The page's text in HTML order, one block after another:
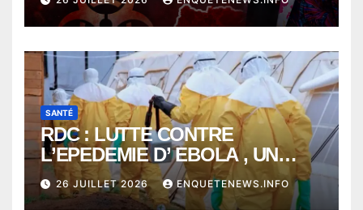
PLUS DE 400 DÉCÈS EN
SEULEMENT UNE SEMAINE
SANTÉ
RDC : LUTTE CONTRE
L’EPEDEMIE D’ EBOLA , UN
MÉDECIN DE PLUS SUCCOMBE
À BUNIA
26 JUILLET 2026 ENQUETENEWS.INFO